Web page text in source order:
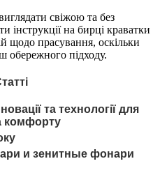
свіжою та без
інструкції на бирці краватки
щодо прасування, оскільки
обережного підходу.
та технології для
комфорту
и зенитные фонари